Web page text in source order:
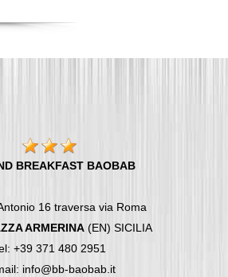
BREAKFAST BAOBAB
16 traversa via Roma
ARMERINA(EN) SICILIA
+39 371 480 2951
info@bb-baobab.it